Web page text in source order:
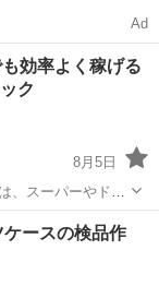
Ad
効率よく稼げる
ク
8月5日
認 ・端末へ数量...
ケースの検品作